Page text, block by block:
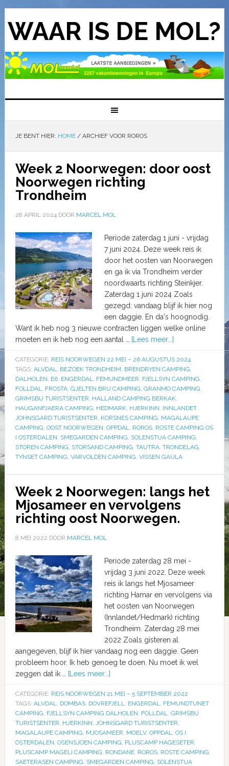
WAAR IS DE MOL?
JE BENT HIER: HOME /ARCHIEF VOOR ROROS
Week 2 Noorwegen: door oost
Noorwegen richting
Trondheim
28 APRIL 2024DOOR MARCEL MOL
Periode zaterdag 1 juni - vrijdag
7 juni 2024. Deze week reis ik
door het oosten van Noorwegen
en ga ik via Trondheim verder
noordwaarts richting Steinkjer.
Zaterdag 1 juni 2024 Zoals
gezegd: vandaag blijf ik hier nog
een daggie. En da's hoognodig.
Want ik heb nog 3 nieuwe contracten liggen welke online
moeten en ik heb nog een aantal …
[Lees meer...]
CATEGORIE: REIS NOORWEGEN 22 MEI – 26 AUGUSTUS 2024
TAGS: ALVDAL, BEZOEK TRONDHEIM, BRENDRYEN CAMPING,
DALHOLEN, E6, ENGERDAL, FEMUNDMEER, FJELLSYN CAMPING,
FOLLDAL, FROSTA, GJELTEN BRU CAMPING, GRANMO CAMPING,
GRIMSBU TURISTSENTER, HALLAND CAMPING BERKAK,
HAUGANFJAERA CAMPING, HEDMARK, HJERKINN, INNLANDET,
JOHNSGARD TURISTSENTER, KORSNES CAMPING, MAGALAUPE
CAMPING, OOST NOORWEGEN, OPPDAL, ROROS, ROSTE CAMPING OS
I OSTERDALEN, SMEGARDEN CAMPING, SOLENSTUA CAMPING,
STOREN CAMPING, STORSAND CAMPING, TAUTRA, TRONDELAG,
TYNSET CAMPING, VARVOLDEN CAMPING, VISSEN GAULA
Week 2 Noorwegen: langs het
Mjosameer en vervolgens
richting oost Noorwegen.
8 MEI 2022 DOOR MARCEL MOL
Periode zaterdag 28 mei -
vrijdag 3 juni 2022. Deze week
reis ik langs het Mjosameer
richting Hamar en vervolgens via
het oosten van Noorwegen
(Innlandet/Hedmark) richting
Trondheim. Zaterdag 28 mei
2022 Zoals gisteren al
aangegeven, blijf ik hier vandaag nog een daggie. Geen
probleem hoor. Ik heb genoeg te doen. Nu moet ik wel
zeggen dat ik …
[Lees meer...]
CATEGORIE: REIS NOORWEGEN 21 MEI – 5 SEPTEMBER 2022
TAGS: ALVDAL, DOMBAS, DOVREFJELL, ENGERDAL, FEMUNDTUNET
CAMPING, FJELLSYN CAMPING DALHOLEN, FOLLDAL, GRIMSBU
TURISTSENTER, HJERKINN, JOHNSGARD TURISTSENTER,
MAGALAUPE CAMPING, MJOSAMEER, MOELV, OPPDAL, OS I
OSTERDALEN, OSENSJOEN CAMPING, PLUSCAMP HAGESETER,
PLUSCAMP MAGELI CAMPING, RONDANE, ROROS, ROSTE CAMPING,
SAETERASEN CAMPING, SMEGARDEN CAMPING, SOLENSTUA